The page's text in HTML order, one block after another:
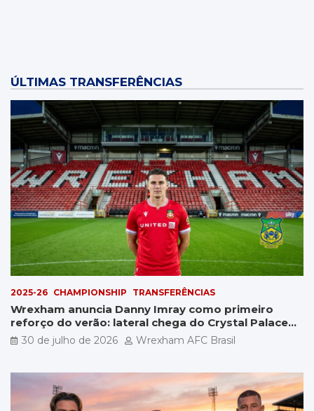
ÚLTIMAS TRANSFERÊNCIAS
2025-26 CHAMPIONSHIP TRANSFERÊNCIAS
Wrexham anuncia Danny Imray como primeiro
reforço do verão: lateral chega do Crystal Palace
por £5 milhões
30 de julho de 2026 Wrexham AFC Brasil